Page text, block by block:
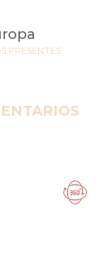
PRESENTES